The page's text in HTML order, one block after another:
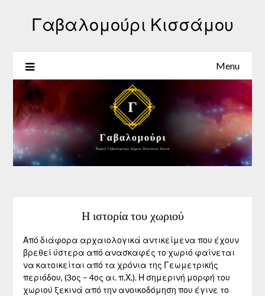
Γαβαλομούρι Κισσάμου
Menu
Η ιστορία του χωριού
Από διάφορα αρχαιολογικά αντικείμενα που έχουν
βρεθεί ύστερα από ανασκαφές το χωριό φαίνεται
να κατοικείται από τα χρόνια της Γεωμετρικής
περιόδου, (3ος – 4ος αι. π.Χ.). Η σημερινή μορφή του
χωριού ξεκινά από την ανοικοδόμηση που έγινε το